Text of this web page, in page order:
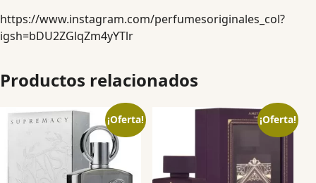
https://www.instagram.com/perfumesoriginales_col?
igsh=bDU2ZGlqZm4yYTlr
Productos relacionados
¡Oferta! ¡Oferta!